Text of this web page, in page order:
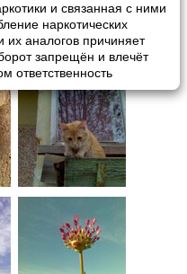
и связанная с ними
наркотических
их аналогов причиняет
запрещён и влечёт
ответственность